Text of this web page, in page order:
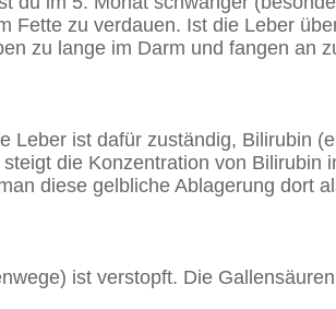
zu verdauen. Ist die Leber
zu lange im Darm und fangen an
Leber ist dafür zuständig, Bilirubin
die Konzentration von Bilirubin
diese gelbliche Ablagerung dort
ist verstopft. Die